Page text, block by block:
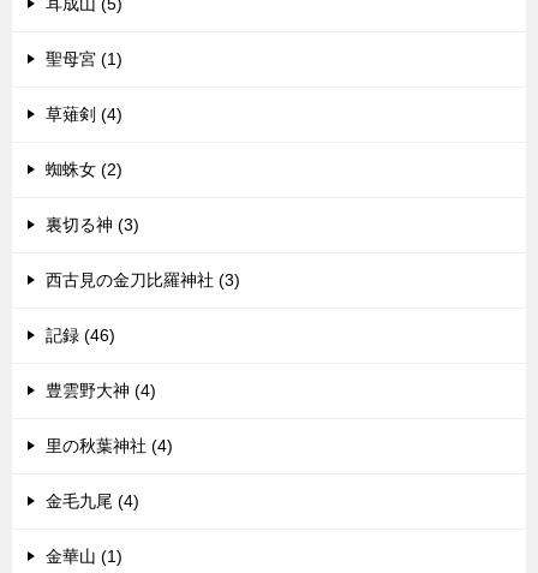
聖母宮 (1)
草薙剣 (4)
蜘蛛女 (2)
裏切る神 (3)
西古見の金刀比羅神社 (3)
記録 (46)
豊雲野大神 (4)
里の秋葉神社 (4)
金毛九尾 (4)
金華山 (1)